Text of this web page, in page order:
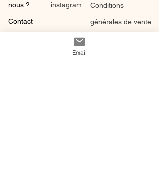
nous ?
Contact
instagram Conditions
générales de vente
Email